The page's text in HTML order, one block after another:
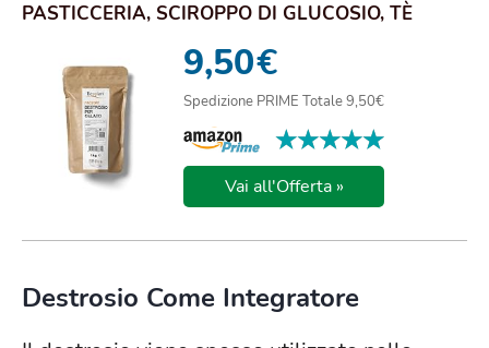
PASTICCERIA, SCIROPPO DI GLUCOSIO, TÈ
9,50€
Spedizione PRIME Totale 9,50€
★★★★★
★★★★★
Vai all'Offerta »
Destrosio Come Integratore